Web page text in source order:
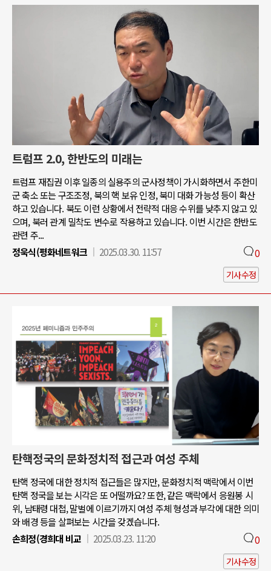
트럼프 2.0, 한반도의 미래는
트럼프 재집권 이후 일종의 실용주의 군사정책이 가시화하면서 주한미
군 축소 또는 구조조정, 북의 핵 보유 인정, 북미 대화 가능성 등이 확산
하고 있습니다. 북도 이런 상황에서 전략적 대응 수위를 낮추지 않고 있
으며, 북러 관계 밀착도 변수로 작용하고 있습니다. 이번 시간은 한반도
관련 주...
정욱식(평화네트워크
2025.03.30. 11:57 0
기사수정
탄핵정국의 문화정치적 접근과 여성 주체
탄핵 정국에 대한 정치적 접근들은 많지만, 문화정치적 맥락에서 이번
탄핵 정국을 보는 시각은 또 어떨까요? 또한, 같은 맥락에서 응원봉 시
위, 남태령 대첩, 말벌에 이르기까지 여성 주체 형성과 부각에 대한 의미
와 배경 등을 살펴보는 시간을 갖겠습니다.
손희정(경희대 비교
2025.03.23. 11:20 0
기사수정